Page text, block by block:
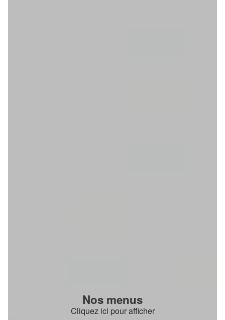
Nos menus
Cliquez ici pour afficher